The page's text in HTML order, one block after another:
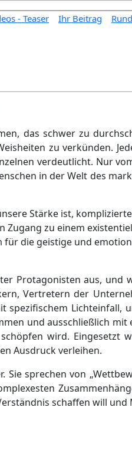
- Teaser Ihr Beitrag
das schwer zu
zu verkünden.
verdeutlicht. Nur
in der Welt des
Stärke ist,
Zugang zu einem
für die geistige und
Protagonisten aus,
Vertretern der
Lichteinfall,
und ausschließlich
wird. Eingesetzt
Ausdruck verleihen.
sprechen von
schaffen will und